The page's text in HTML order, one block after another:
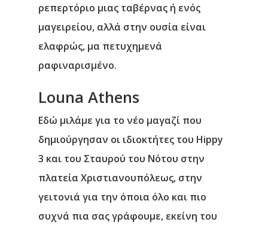
ρεπερτόριο μιας ταβέρνας ή ενός
μαγειρείου, αλλά στην ουσία είναι
ελαφρώς, μα πετυχημενά
ραφιναρισμένο.
Lοuna Athens
Εδώ μιλάμε για το νέο μαγαζί που
δημιούργησαν οι ιδιοκτήτες του Hippy
3 και του Σταυρού του Νότου στην
πλατεία Χριστιανουπόλεως, στην
γειτονιά για την όποια όλο και πιο
συχνά πια σας γράφουμε, εκείνη του